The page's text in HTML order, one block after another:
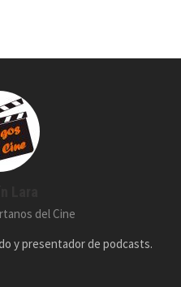
del Cine
y presentador de podcasts.